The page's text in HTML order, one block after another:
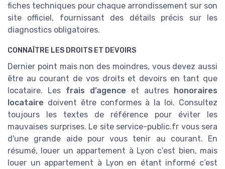
fiches techniques pour chaque arrondissement sur son
site officiel, fournissant des détails précis sur les
diagnostics obligatoires.
CONNAÎTRE LES DROITS ET DEVOIRS
Dernier point mais non des moindres, vous devez aussi
être au courant de vos droits et devoirs en tant que
locataire. Les frais d’agence et autres honoraires
locataire doivent être conformes à la loi. Consultez
toujours les textes de référence pour éviter les
mauvaises surprises. Le site service-public.fr vous sera
d'une grande aide pour vous tenir au courant. En
résumé, louer un appartement à Lyon c’est bien, mais
louer un appartement à Lyon en étant informé c’est